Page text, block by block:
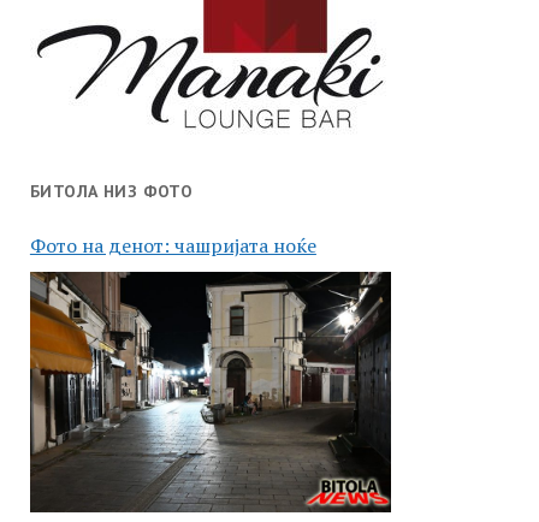
БИТОЛА НИЗ ФОТО
Фото на денот: чашријата ноќе